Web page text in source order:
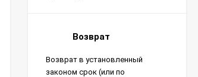
Возврат
Возврат в установленный
законом срок (или по